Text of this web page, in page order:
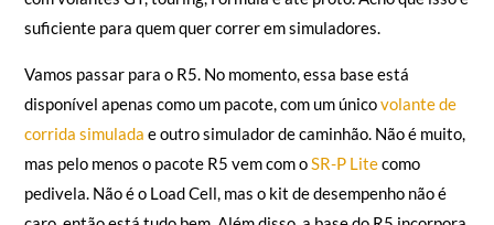
Quando se trata de volantes, os R9s têm um pouco de tudo,
suficiente para quem quer correr em simuladores.
Vamos passar para o R5. No momento, essa base está
disponível apenas como um pacote, com um único
corrida simulada
e outro simulador de caminhão. Não é muito,
mas pelo menos o pacote R5 vem com o
SR-P Litecomo